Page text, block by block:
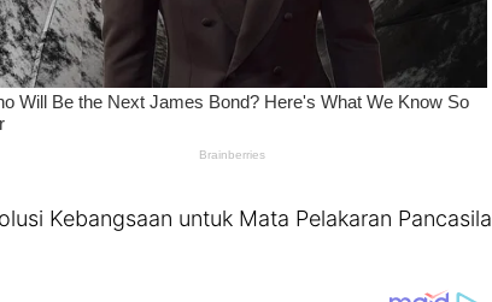
Kebangsaan untuk Mata Pelakaran Pancasila